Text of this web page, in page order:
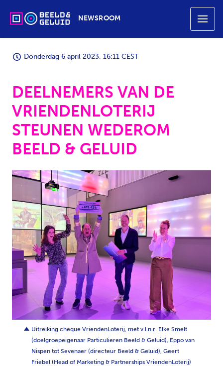
NEWSROOM
Donderdag 6 april 2023, 16:11 CEST
DEELNEMERS VAN DE
VRIENDENLOTERIJ
STEUNEN WEDEROM
BEELD & GELUID
JPG
Uitreiking cheque VriendenLoterij, met v.l.n.r. Elke Smelt
(doelgroepeigenaar Particulieren Beeld & Geluid), Eppo van
Nispen tot Sevenaer (directeur Beeld & Geluid), Geert
Friebel (Head of Marketing & Partnerships VriendenLoterij)